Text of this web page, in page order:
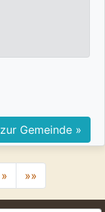
zur Gemeinde »
» »»